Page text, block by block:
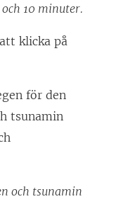
10 minuter.
klicka på
för den
tsunamin
och tsunamin